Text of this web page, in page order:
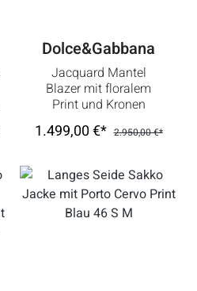
Dolce&Gabbana
Jacquard Mantel
Blazer mit floralem
Print und Kronen
Stickerei Schwarz
Grau 44 S XS
1.499,00 €* 2.950,00 €*